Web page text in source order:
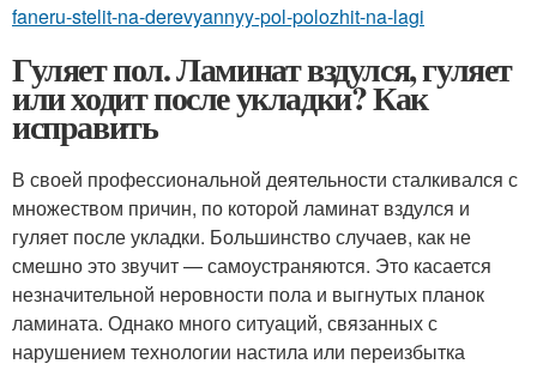
faneru-stelit-na-derevyannyy-pol-polozhit-na-lagi
Гуляет пол. Ламинат вздулся, гуляет
или ходит после укладки? Как
исправить
В своей профессиональной деятельности сталкивался с
множеством причин, по которой ламинат вздулся и
гуляет после укладки. Большинство случаев, как не
смешно это звучит — самоустраняются. Это касается
незначительной неровности пола и выгнутых планок
ламината. Однако много ситуаций, связанных с
нарушением технологии настила или переизбытка